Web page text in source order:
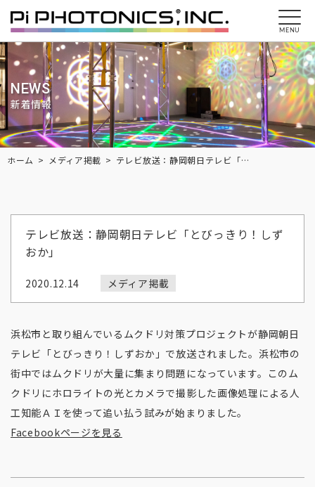
MENU
NEWS
新着情報
Breadcrumbs
ホーム メディア掲載 テレビ放送：静岡朝日テレビ「とびっきり！しずおか」
テレビ放送：静岡朝日テレビ「とびっきり！しず
おか」
2020.12.14 メディア掲載
浜松市と取り組んでいるムクドリ対策プロジェクトが静岡朝日
テレビ「とびっきり！しずおか」で放送されました。浜松市の
街中ではムクドリが大量に集まり問題になっています。このム
クドリにホロライトの光とカメラで撮影した画像処理による人
工知能ＡＩを使って追い払う試みが始まりました。
Facebookページを見る